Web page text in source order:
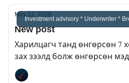
Investment advisory * Underwriter *
May 12, 2026
New post
Харилцагч танд өнгөрсөн 7
зах зээлд болж өнгөрсөн
байна.